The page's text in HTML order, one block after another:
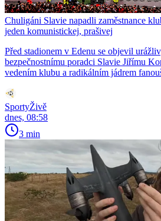
Chuligáni Slavie napadli zaměstnance
jeden komunistickej, prašivej
Před stadionem v Edenu se objevil
bezpečnostnímu poradci Slavie Jiřímu
vedením klubu a radikálním jádrem
SportyŽivě
dnes, 08:58
3 min